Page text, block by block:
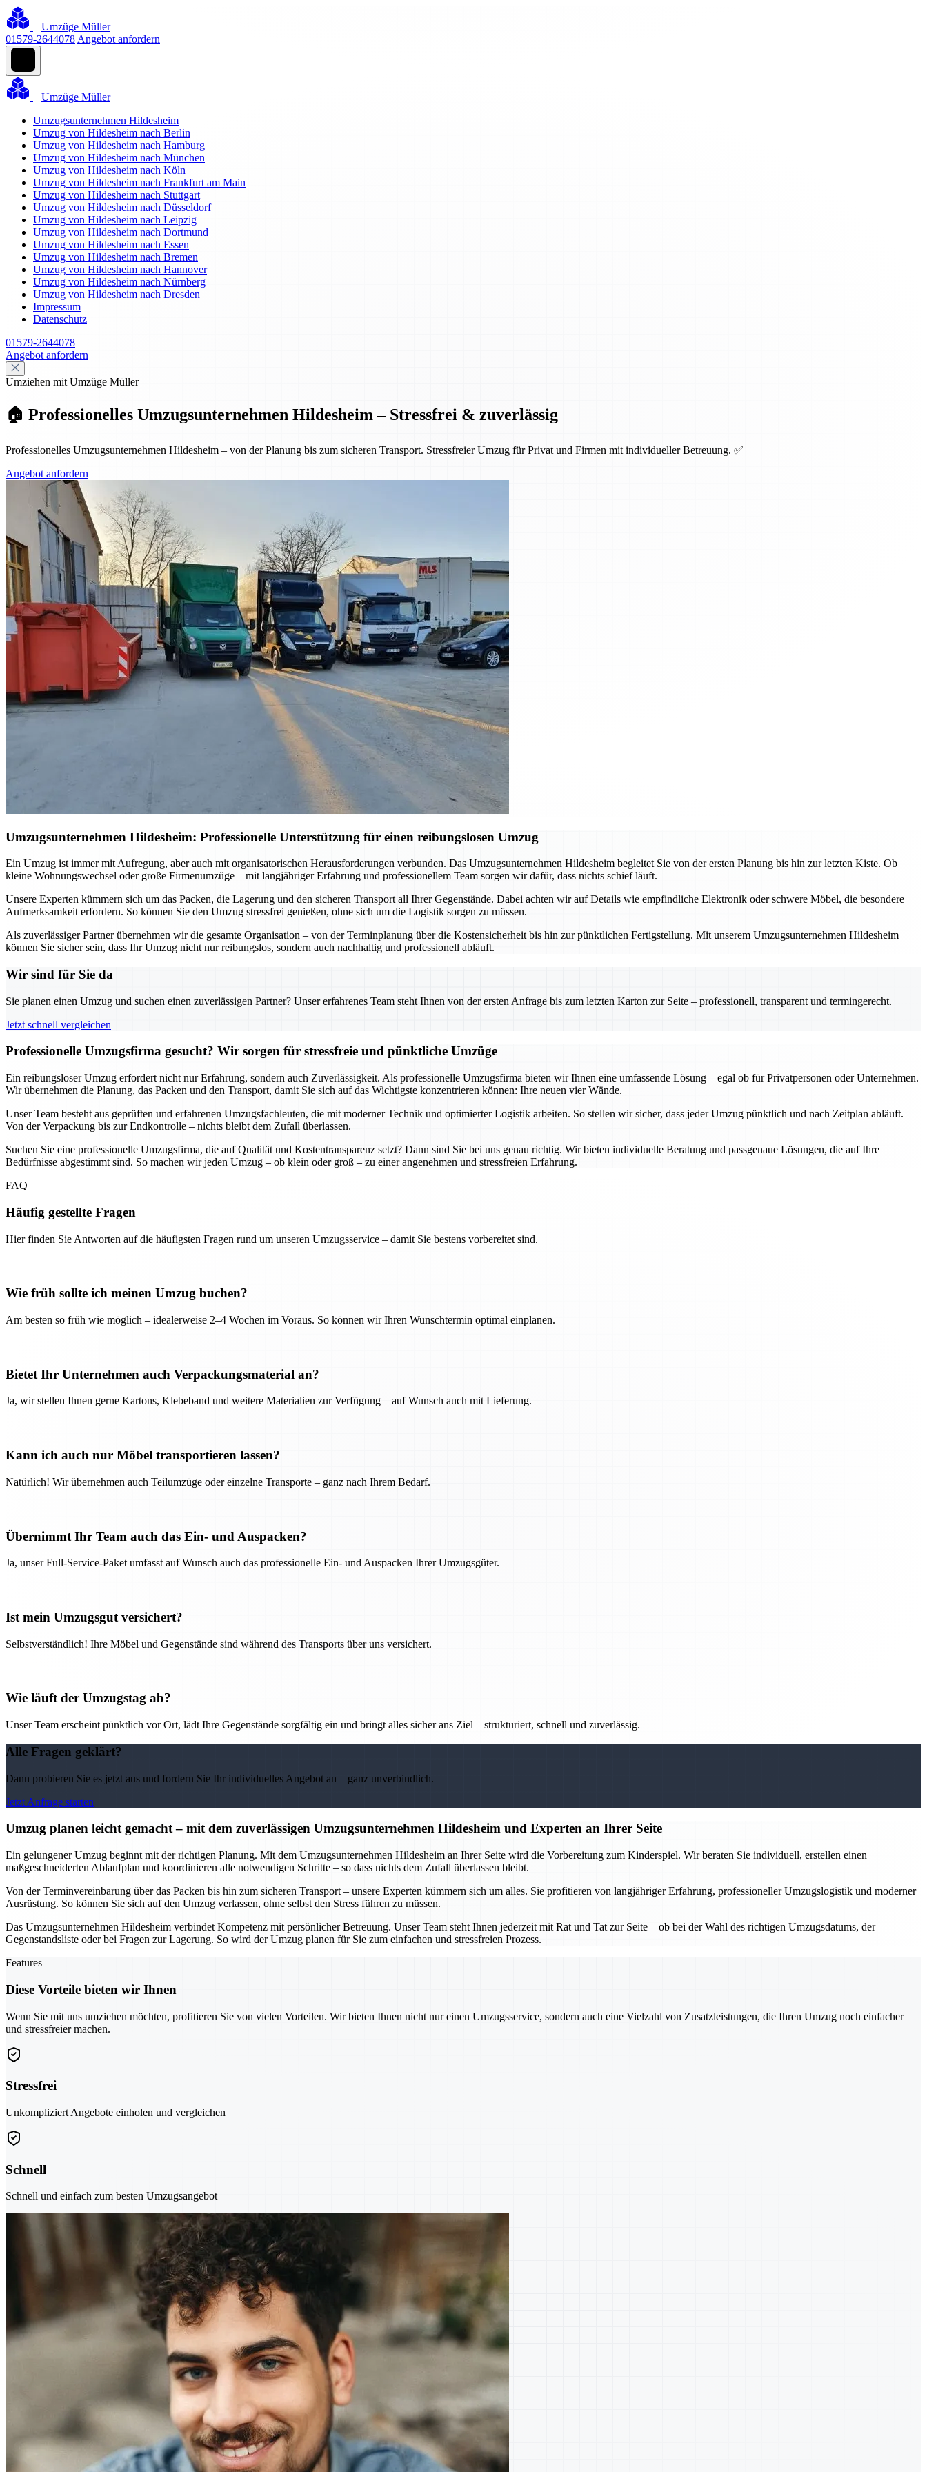
Umzüge Müller
01579-2644078 Angebot anfordern
Umzüge Müller
Umzugsunternehmen Hildesheim
Umzug von Hildesheim nach Berlin
Umzug von Hildesheim nach Hamburg
Umzug von Hildesheim nach München
Umzug von Hildesheim nach Köln
Umzug von Hildesheim nach Frankfurt am Main
Umzug von Hildesheim nach Stuttgart
Umzug von Hildesheim nach Düsseldorf
Umzug von Hildesheim nach Leipzig
Umzug von Hildesheim nach Dortmund
Umzug von Hildesheim nach Essen
Umzug von Hildesheim nach Bremen
Umzug von Hildesheim nach Hannover
Umzug von Hildesheim nach Nürnberg
Umzug von Hildesheim nach Dresden
Impressum
Datenschutz
01579-2644078
Angebot anfordern
Umziehen mit Umzüge Müller
🏠 Professionelles Umzugsunternehmen Hildesheim – Stressfrei & zuverlässig
Professionelles Umzugsunternehmen Hildesheim – von der Planung bis zum sicheren Transport. Stressfreier Umzug für Privat und Firmen mit individueller Betreuung. ✅
Angebot anfordern
Umzugsunternehmen Hildesheim: Professionelle Unterstützung für einen reibungslosen Umzug
Ein Umzug ist immer mit Aufregung, aber auch mit organisatorischen Herausforderungen verbunden. Das Umzugsunternehmen Hildesheim begleitet Sie von der ersten Planung bis hin zur letzten Kiste. Ob
kleine Wohnungswechsel oder große Firmenumzüge – mit langjähriger Erfahrung und professionellem Team sorgen wir dafür, dass nichts schief läuft.
Unsere Experten kümmern sich um das Packen, die Lagerung und den sicheren Transport all Ihrer Gegenstände. Dabei achten wir auf Details wie empfindliche Elektronik oder schwere Möbel, die besondere
Aufmerksamkeit erfordern. So können Sie den Umzug stressfrei genießen, ohne sich um die Logistik sorgen zu müssen.
Als zuverlässiger Partner übernehmen wir die gesamte Organisation – von der Terminplanung über die Kostensicherheit bis hin zur pünktlichen Fertigstellung. Mit unserem Umzugsunternehmen Hildesheim
können Sie sicher sein, dass Ihr Umzug nicht nur reibungslos, sondern auch nachhaltig und professionell abläuft.
Wir sind für Sie da
Sie planen einen Umzug und suchen einen zuverlässigen Partner? Unser erfahrenes Team steht Ihnen von der ersten Anfrage bis zum letzten Karton zur Seite – professionell, transparent und termingerecht.
Jetzt schnell vergleichen
Professionelle Umzugsfirma gesucht? Wir sorgen für stressfreie und pünktliche Umzüge
Ein reibungsloser Umzug erfordert nicht nur Erfahrung, sondern auch Zuverlässigkeit. Als professionelle Umzugsfirma bieten wir Ihnen eine umfassende Lösung – egal ob für Privatpersonen oder Unternehmen.
Wir übernehmen die Planung, das Packen und den Transport, damit Sie sich auf das Wichtigste konzentrieren können: Ihre neuen vier Wände.
Unser Team besteht aus geprüften und erfahrenen Umzugsfachleuten, die mit moderner Technik und optimierter Logistik arbeiten. So stellen wir sicher, dass jeder Umzug pünktlich und nach Zeitplan abläuft.
Von der Verpackung bis zur Endkontrolle – nichts bleibt dem Zufall überlassen.
Suchen Sie eine professionelle Umzugsfirma, die auf Qualität und Kostentransparenz setzt? Dann sind Sie bei uns genau richtig. Wir bieten individuelle Beratung und passgenaue Lösungen, die auf Ihre
Bedürfnisse abgestimmt sind. So machen wir jeden Umzug – ob klein oder groß – zu einer angenehmen und stressfreien Erfahrung.
FAQ
Häufig gestellte Fragen
Hier finden Sie Antworten auf die häufigsten Fragen rund um unseren Umzugsservice – damit Sie bestens vorbereitet sind.
Wie früh sollte ich meinen Umzug buchen?
Am besten so früh wie möglich – idealerweise 2–4 Wochen im Voraus. So können wir Ihren Wunschtermin optimal einplanen.
Bietet Ihr Unternehmen auch Verpackungsmaterial an?
Ja, wir stellen Ihnen gerne Kartons, Klebeband und weitere Materialien zur Verfügung – auf Wunsch auch mit Lieferung.
Kann ich auch nur Möbel transportieren lassen?
Natürlich! Wir übernehmen auch Teilumzüge oder einzelne Transporte – ganz nach Ihrem Bedarf.
Übernimmt Ihr Team auch das Ein- und Auspacken?
Ja, unser Full-Service-Paket umfasst auf Wunsch auch das professionelle Ein- und Auspacken Ihrer Umzugsgüter.
Ist mein Umzugsgut versichert?
Selbstverständlich! Ihre Möbel und Gegenstände sind während des Transports über uns versichert.
Wie läuft der Umzugstag ab?
Unser Team erscheint pünktlich vor Ort, lädt Ihre Gegenstände sorgfältig ein und bringt alles sicher ans Ziel – strukturiert, schnell und zuverlässig.
Alle Fragen geklärt?
Dann probieren Sie es jetzt aus und fordern Sie Ihr individuelles Angebot an – ganz unverbindlich.
Jetzt Anfrage starten
Umzug planen leicht gemacht – mit dem zuverlässigen Umzugsunternehmen Hildesheim und Experten an Ihrer Seite
Ein gelungener Umzug beginnt mit der richtigen Planung. Mit dem Umzugsunternehmen Hildesheim an Ihrer Seite wird die Vorbereitung zum Kinderspiel. Wir beraten Sie individuell, erstellen einen
maßgeschneiderten Ablaufplan und koordinieren alle notwendigen Schritte – so dass nichts dem Zufall überlassen bleibt.
Von der Terminvereinbarung über das Packen bis hin zum sicheren Transport – unsere Experten kümmern sich um alles. Sie profitieren von langjähriger Erfahrung, professioneller Umzugslogistik und moderner
Ausrüstung. So können Sie sich auf den Umzug verlassen, ohne selbst den Stress führen zu müssen.
Das Umzugsunternehmen Hildesheim verbindet Kompetenz mit persönlicher Betreuung. Unser Team steht Ihnen jederzeit mit Rat und Tat zur Seite – ob bei der Wahl des richtigen Umzugsdatums, der
Gegenstandsliste oder bei Fragen zur Lagerung. So wird der Umzug planen für Sie zum einfachen und stressfreien Prozess.
Features
Diese Vorteile bieten wir Ihnen
Wenn Sie mit uns umziehen möchten, profitieren Sie von vielen Vorteilen. Wir bieten Ihnen nicht nur einen Umzugsservice, sondern auch eine Vielzahl von Zusatzleistungen, die Ihren Umzug noch einfacher
und stressfreier machen.
Stressfrei
Unkompliziert Angebote einholen und vergleichen
Schnell
Schnell und einfach zum besten Umzugsangebot